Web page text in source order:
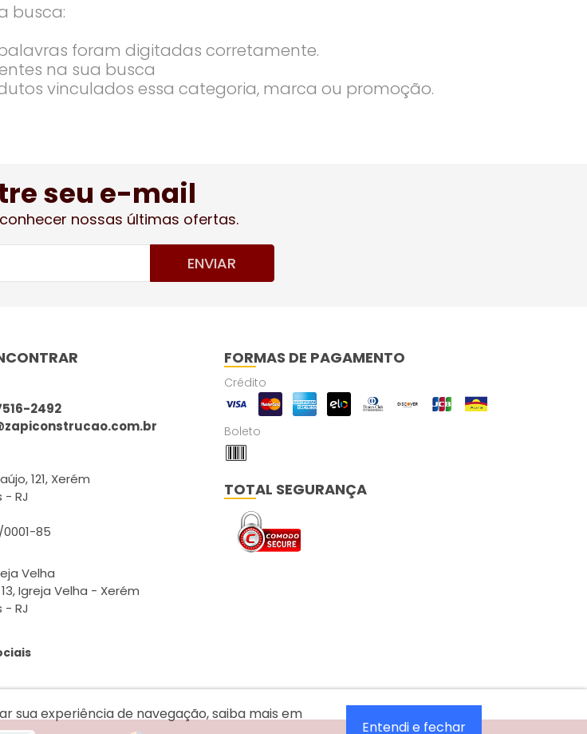
busca:
foram digitadas corretamente.
na sua busca
vinculados essa categoria, marca ou promoção.
seu e-mail
nossas últimas ofertas.
ENVIAR
2492
121, Xerém
- RJ
0001-85
Velha
Igreja Velha - Xerém
- RJ
FORMAS DE PAGAMENTO
Crédito
Boleto
TOTAL SEGURANÇA
sua experiência de navegação, saiba mais em
Entendi e fechar